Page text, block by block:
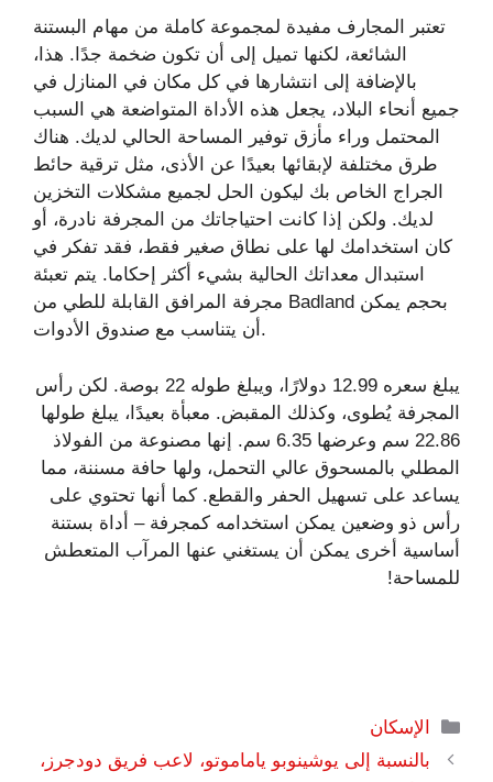
تعتبر المجارف مفيدة لمجموعة كاملة من مهام البستنة
الشائعة، لكنها تميل إلى أن تكون ضخمة جدًا. هذا،
بالإضافة إلى انتشارها في كل مكان في المنازل في
جميع أنحاء البلاد، يجعل هذه الأداة المتواضعة هي السبب
المحتمل وراء مأزق توفير المساحة الحالي لديك. هناك
طرق مختلفة لإبقائها بعيدًا عن الأذى، مثل ترقية حائط
الجراج الخاص بك ليكون الحل لجميع مشكلات التخزين
لديك. ولكن إذا كانت احتياجاتك من المجرفة نادرة، أو
كان استخدامك لها على نطاق صغير فقط، فقد تفكر في
استبدال معداتك الحالية بشيء أكثر إحكاما. يتم تعبئة
مجرفة المرافق القابلة للطي من Badland بحجم يمكن
أن يتناسب مع صندوق الأدوات.
يبلغ سعره 12.99 دولارًا، ويبلغ طوله 22 بوصة. لكن رأس
المجرفة يُطوى، وكذلك المقبض. معبأة بعيدًا، يبلغ طولها
22.86 سم وعرضها 6.35 سم. إنها مصنوعة من الفولاذ
المطلي بالمسحوق عالي التحمل، ولها حافة مسننة، مما
يساعد على تسهيل الحفر والقطع. كما أنها تحتوي على
رأس ذو وضعين يمكن استخدامه كمجرفة – أداة بستنة
أساسية أخرى يمكن أن يستغني عنها المرآب المتعطش
للمساحة!
التصنيفات
الإسكان
بالنسبة إلى يوشينوبو ياماموتو، لاعب فريق دودجرز،